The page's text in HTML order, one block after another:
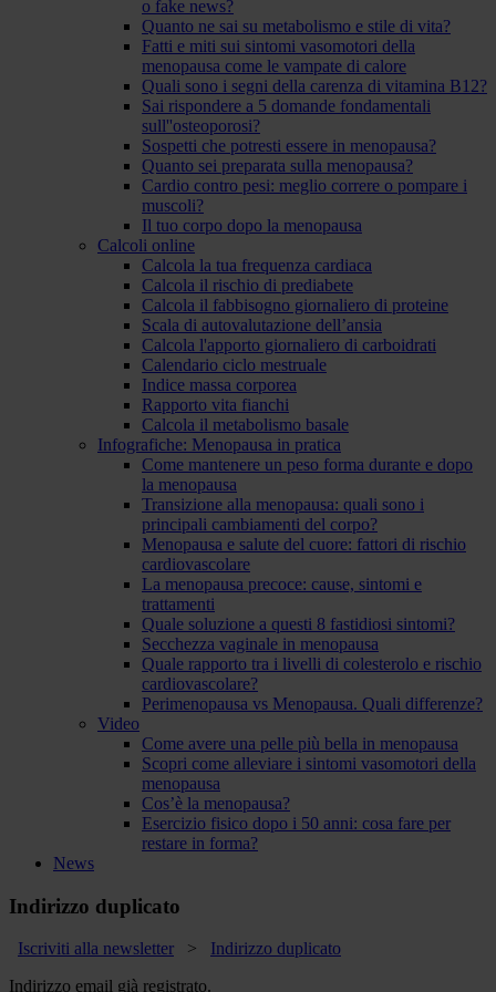
o fake news?
Quanto ne sai su metabolismo e stile di vita?
Fatti e miti sui sintomi vasomotori della
menopausa come le vampate di calore
Quali sono i segni della carenza di vitamina B12?
Sai rispondere a 5 domande fondamentali
sull''osteoporosi?
Sospetti che potresti essere in menopausa?
Quanto sei preparata sulla menopausa?
Cardio contro pesi: meglio correre o pompare i
muscoli?
Il tuo corpo dopo la menopausa
Calcoli online
Calcola la tua frequenza cardiaca
Calcola il rischio di prediabete
Calcola il fabbisogno giornaliero di proteine
Scala di autovalutazione dell’ansia
Calcola l'apporto giornaliero di carboidrati
Calendario ciclo mestruale
Indice massa corporea
Rapporto vita fianchi
Calcola il metabolismo basale
Infografiche: Menopausa in pratica
Come mantenere un peso forma durante e dopo
la menopausa
Transizione alla menopausa: quali sono i
principali cambiamenti del corpo?
Menopausa e salute del cuore: fattori di rischio
cardiovascolare
La menopausa precoce: cause, sintomi e
trattamenti
Quale soluzione a questi 8 fastidiosi sintomi?
Secchezza vaginale in menopausa
Quale rapporto tra i livelli di colesterolo e rischio
cardiovascolare?
Perimenopausa vs Menopausa. Quali differenze?
Video
Come avere una pelle più bella in menopausa
Scopri come alleviare i sintomi vasomotori della
menopausa
Cos’è la menopausa?
Esercizio fisico dopo i 50 anni: cosa fare per
restare in forma?
News
Indirizzo duplicato
Iscriviti alla newsletter > Indirizzo duplicato
Indirizzo email già registrato.